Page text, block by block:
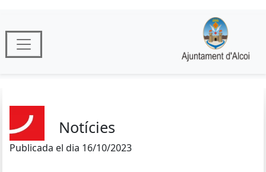
Notícies
Publicada el dia 16/10/2023